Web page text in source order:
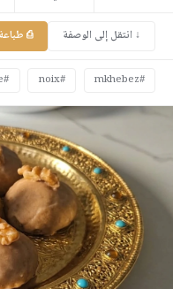
↓ انتقل إلى الوصفة ⎙ طباعة
#mkhebez
#noix
#cafe